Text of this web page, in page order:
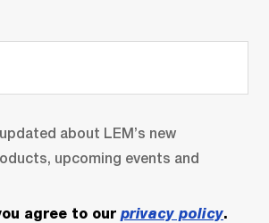
about LEM’s new
upcoming events and
agree to our privacy policy.